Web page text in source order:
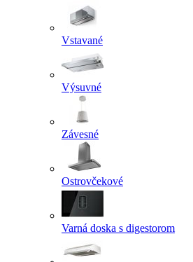
Vstavané
Výsuvné
Závesné
Ostrovčekové
Varná doska s digestorom